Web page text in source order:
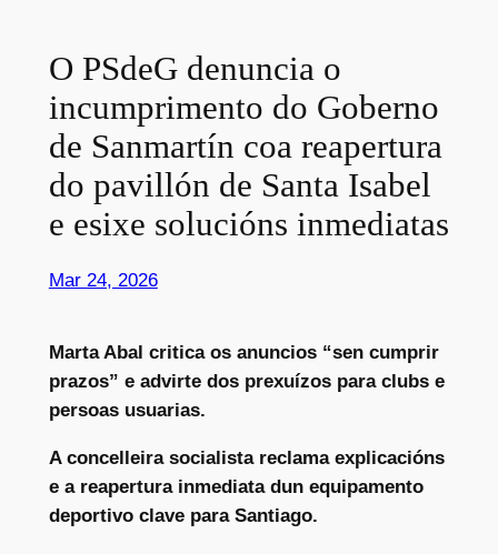
O PSdeG denuncia o
incumprimento do Goberno
de Sanmartín coa reapertura
do pavillón de Santa Isabel
e esixe solucións inmediatas
Mar 24, 2026
Marta Abal critica os anuncios “sen cumprir
prazos” e advirte dos prexuízos para clubs e
persoas usuarias.
A concelleira socialista reclama explicacións
e a reapertura inmediata dun equipamento
deportivo clave para Santiago.